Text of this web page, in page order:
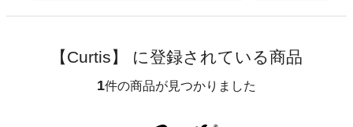
【Curtis】 に登録されている商品
1件の商品が見つかりました